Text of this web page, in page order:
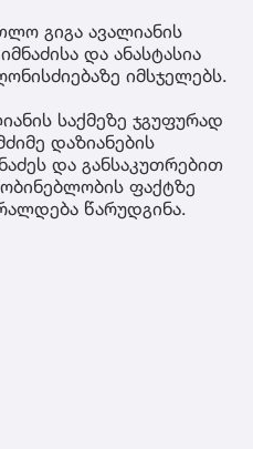
გიგა ავალიანის
და ანასტასია
იმსჯელებს.
საქმეზე ჯგუფურად
დაზიანების
და განსაკუთრებით
ფაქტზე
წარუდგინა.